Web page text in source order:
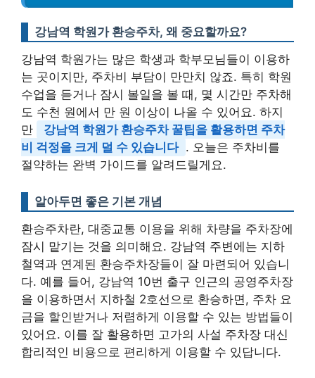
강남역 학원가 환승주차, 왜 중요할까요?
강남역 학원가는 많은 학생과 학부모님들이 이용하
는 곳이지만, 주차비 부담이 만만치 않죠. 특히 학원
수업을 듣거나 잠시 볼일을 볼 때, 몇 시간만 주차해
도 수천 원에서 만 원 이상이 나올 수 있어요. 하지
만
강남역 학원가 환승주차 꿀팁을 활용하면 주차
비 걱정을 크게 덜 수 있습니다 . 오늘은 주차비를
절약하는 완벽 가이드를 알려드릴게요.
알아두면 좋은 기본 개념
환승주차란, 대중교통 이용을 위해 차량을 주차장에
잠시 맡기는 것을 의미해요. 강남역 주변에는 지하
철역과 연계된 환승주차장들이 잘 마련되어 있습니
다. 예를 들어, 강남역 10번 출구 인근의 공영주차장
을 이용하면서 지하철 2호선으로 환승하면, 주차 요
금을 할인받거나 저렴하게 이용할 수 있는 방법들이
있어요. 이를 잘 활용하면 고가의 사설 주차장 대신
합리적인 비용으로 편리하게 이용할 수 있답니다.